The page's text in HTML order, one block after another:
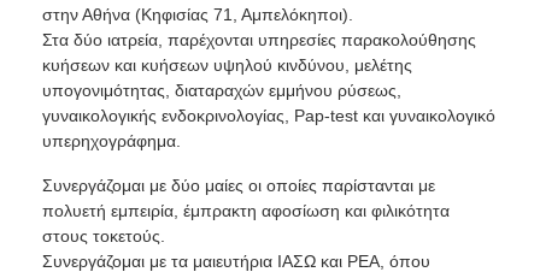
στην Αθήνα (Κηφισίας 71, Αμπελόκηποι).
Στα δύο ιατρεία, παρέχονται υπηρεσίες παρακολούθησης
κυήσεων και κυήσεων υψηλού κινδύνου, μελέτης
υπογονιμότητας, διαταραχών εμμήνου ρύσεως,
γυναικολογικής ενδοκρινολογίας, Pap-test και γυναικολογικό
υπερηχογράφημα.
Συνεργάζομαι με δύο μαίες οι οποίες παρίστανται με
πολυετή εμπειρία, έμπρακτη αφοσίωση και φιλικότητα
στους τοκετούς.
Συνεργάζομαι με τα μαιευτήρια ΙΑΣΩ και ΡΕΑ, όπου